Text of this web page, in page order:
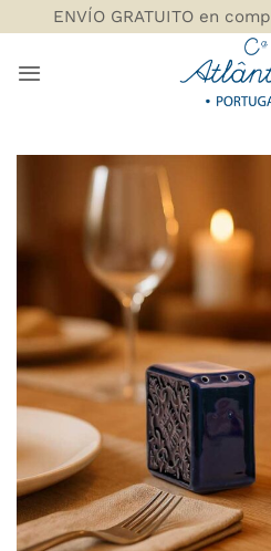
al
contenido
ENVÍO GRATUITO en